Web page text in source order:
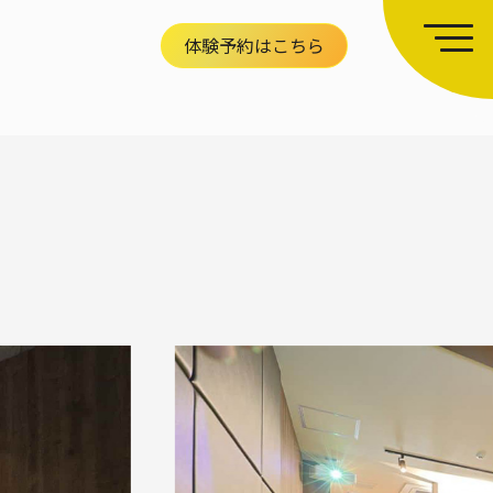
体験予約はこちら